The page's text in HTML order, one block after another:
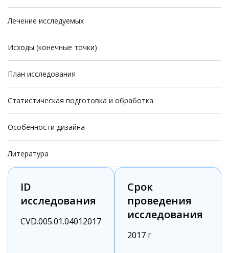
Лечение исследуемых
Исходы (конечные точки)
План исследования
Статистическая подготовка и обработка
Особенности дизайна
Литература
ID
исследования
CVD.005.01.04012017
Срок
проведения
исследования
2017 г